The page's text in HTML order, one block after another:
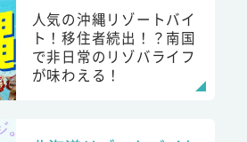
人気の沖縄リゾートバイ
ト！移住者続出！？南国
で非日常のリゾバライフ
が味わえる！